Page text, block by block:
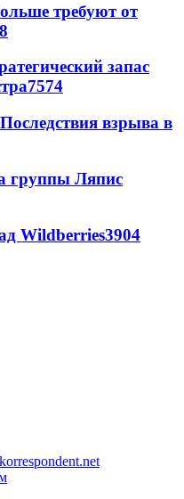
требуют от
запас
7574
взрыва в
группы Ляпис
Wildberries3904